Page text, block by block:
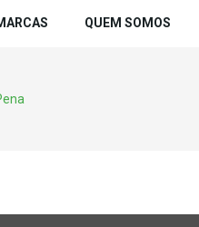
QUEM SOMOS